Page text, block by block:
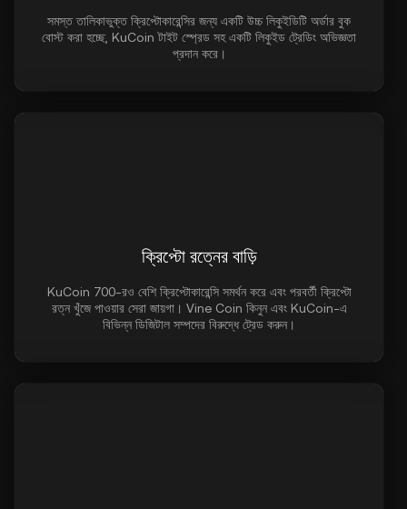
সমস্ত তালিকাভুক্ত ক্রিপ্টোকারেন্সির জন্য একটি উচ্চ লিকুইডিটি অর্ডার বুক
বোস্ট করা হচ্ছে, KuCoin টাইট স্প্রেড সহ একটি লিকুইড ট্রেডিং অভিজ্ঞতা
প্রদান করে।
ক্রিপ্টো রত্নের বাড়ি
KuCoin 700-রও বেশি ক্রিপ্টোকারেন্সি সমর্থন করে এবং পরবর্তী ক্রিপ্টো
রত্ন খুঁজে পাওয়ার সেরা জায়গা। Vine Coin কিনুন এবং KuCoin-এ
বিভিন্ন ডিজিটাল সম্পদের বিরুদ্ধে ট্রেড করুন।